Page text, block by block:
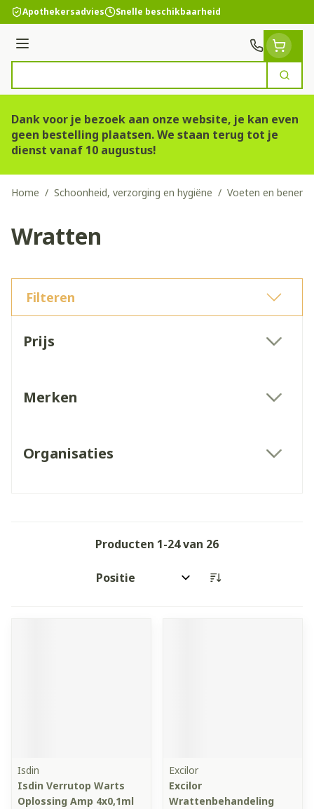
Ga naar de inhoud
Apothekersadvies Snelle beschikbaarheid
Menu
Zoek
Dank voor je bezoek aan onze website, je kan even
geen bestelling plaatsen. We staan terug tot je
dienst vanaf 10 augustus!
Home / Schoonheid, verzorging en hygiëne / Voeten en benen
Wratten
Filteren
Prijs
Merken
Organisaties
Producten 1-24van 26
Sorteer op:
Isdin
Isdin Verrutop Warts
Oplossing Amp 4x0,1ml
Excilor
Excilor
Wrattenbehandeling